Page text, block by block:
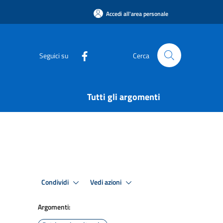
Accedi all'area personale
Seguici su Cerca
Tutti gli argomenti
Condividi Vedi azioni
Argomenti: